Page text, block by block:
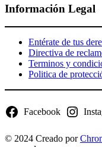
Información Legal
Entérate de tus
Directiva de
Terminos y
Politica de
Facebook
© 2024 Creado por